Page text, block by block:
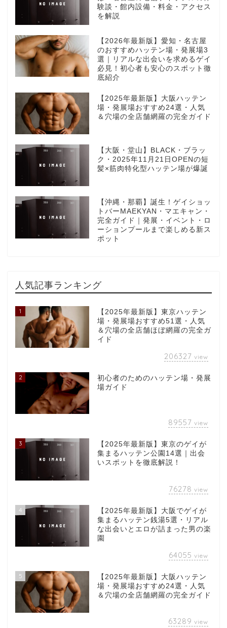
験談・館内設備・料金・アクセス
を解説
【2026年最新版】愛知・名古屋
のおすすめハッテン場・発展場3
選｜リアルな出会いを求めるゲイ
必見！初心者も安心のスポット徹
底紹介
【2025年最新版】大阪ハッテン
場・発展場おすすめ24選・人気
＆穴場の全店舗網羅の完全ガイド
【大阪・堂山】BLACK・ブラッ
ク・2025年11月21日OPENの短
髪×筋肉特化型ハッテン場が爆誕
【沖縄・那覇】誕生！ゲイショッ
トバーMAEKYAN・マエキャン・
完全ガイド｜発展・イベント・ロ
ーションプールまで楽しめる新ス
ポット
人気記事ランキング
1
【2025年最新版】東京ハッテン
場・発展場おすすめ51選・人気
＆穴場の全店舗ほぼ網羅の完全ガ
イド
206327 view
2
初心者のためのハッテン場・発展
場ガイド
89557 view
3
【2025年最新版】東京のゲイが
集まるハッテン公園14選｜出会
いスポットを徹底解説！
76278 view
4
【2025年最新版】大阪でゲイが
集まるハッテン銭湯5選・リアル
な出会いとエロが詰まった男の楽
園
64055 view
5
【2025年最新版】大阪ハッテン
場・発展場おすすめ24選・人気
＆穴場の全店舗網羅の完全ガイド
63289 view